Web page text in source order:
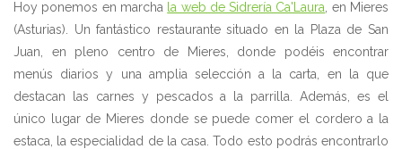
Hoy ponemos en marcha la web de Sidrería Ca'Laura , en Mieres
(Asturias). Un fantástico restaurante situado en la Plaza de San
Juan, en pleno centro de Mieres, donde podéis encontrar
menús diarios y una amplia selección a la carta, en la que
destacan las carnes y pescados a la parrilla. Además, es el
único lugar de Mieres donde se puede comer el cordero a la
estaca, la especialidad de la casa. Todo esto podrás encontrarlo